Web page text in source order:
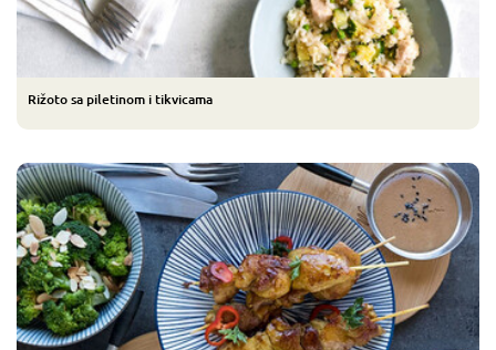
Rižoto sa piletinom i tikvicama